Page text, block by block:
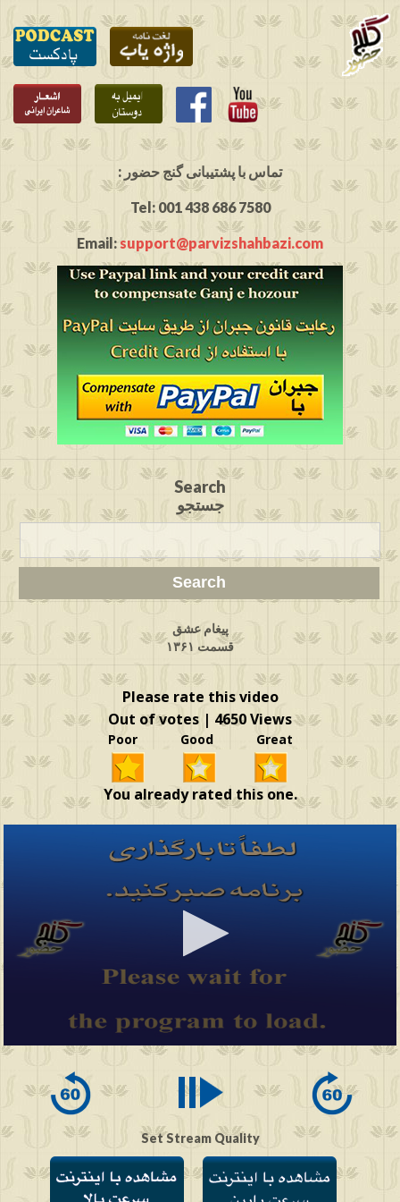
: تماس با پشتیبانی گنج حضور
Tel: 001 438 686 7580
Email: support@parvizshahbazi.com
Search
جستجو
پیغام عشق
قسمت ۱۳۶۱
Please rate this video
Out of votes | 4650 Views
Poor Good Great
You already rated this one.
0
seconds
Set Stream Quality